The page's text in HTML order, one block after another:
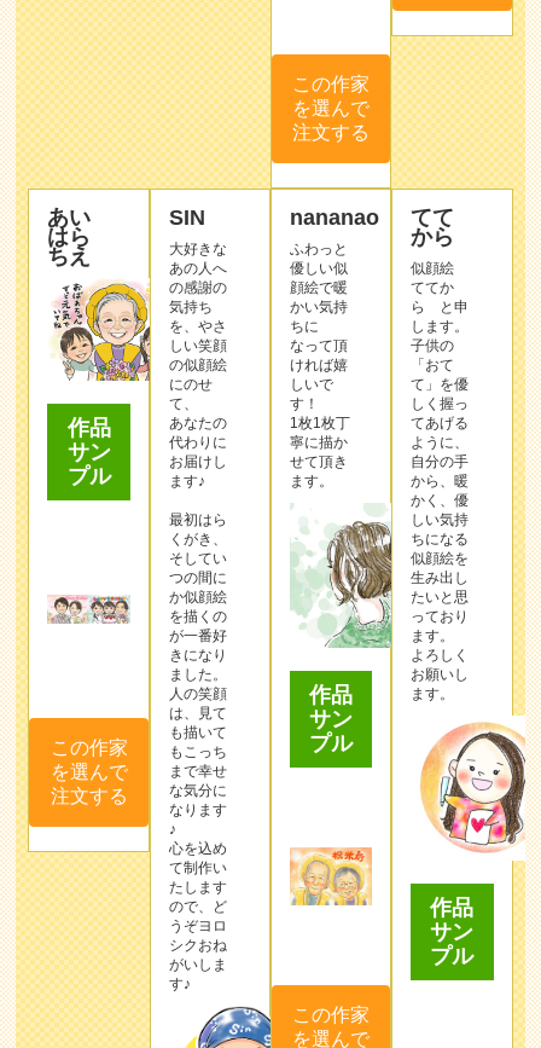
この作家
を選んで
注文する
あい
はら
ちえ
作品
サン
プル
この作家
を選んで
注文する
SIN
大好きな
あの人へ
の感謝の
気持ち
を、やさ
しい笑顔
の似顔絵
にのせ
て、
あなたの
代わりに
お届けし
ます♪
最初はら
くがき、
そしてい
つの間に
か似顔絵
を描くの
が一番好
きになり
ました。
人の笑顔
は、見て
も描いて
もこっち
まで幸せ
な気分に
なります
♪
心を込め
て制作い
たします
ので、ど
うぞヨロ
シクおね
がいしま
す♪
nananao
ふわっと
優しい似
顔絵で暖
かい気持
ちに
なって頂
ければ嬉
しいで
す！
1枚1枚丁
寧に描か
せて頂き
ます。
作品
サン
プル
この作家
を選んで
てて
から
似顔絵
ててか
ら と申
します。
子供の
「おて
て」を優
しく握っ
てあげる
ように、
自分の手
から、暖
かく、優
しい気持
ちになる
似顔絵を
生み出し
たいと思
っており
ます。
よろしく
お願いし
ます。
作品
サン
プル